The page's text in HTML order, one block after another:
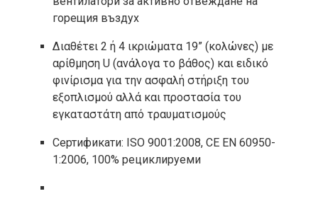
горещия въздух
Διαθέτει 2 ή 4 ικριώματα 19” (κολώνες) με
αρίθμηση U (ανάλογα το βάθος) και ειδικό
φινίρισμα για την ασφαλή στήριξη του
εξοπλισμού αλλά και προστασία του
εγκαταστάτη από τραυματισμούς
Сертификати: ISO 9001:2008, CE EN 60950-
1:2006, 100% рециклируеми